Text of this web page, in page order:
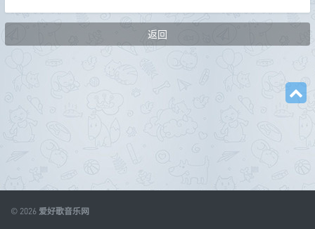
返回
© 2026 爱好歌音乐网